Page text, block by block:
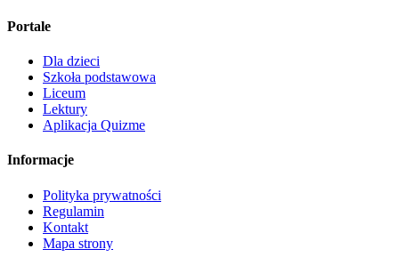
Portale
Dla dzieci
Szkoła podstawowa
Liceum
Lektury
Aplikacja Quizme
Informacje
Polityka prywatności
Regulamin
Kontakt
Mapa strony